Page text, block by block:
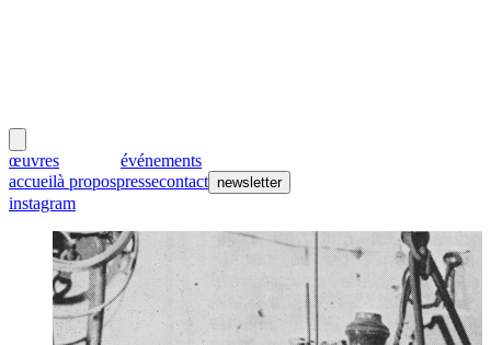
œuvres
événements
accueilà propospressecontact newsletter
instagram